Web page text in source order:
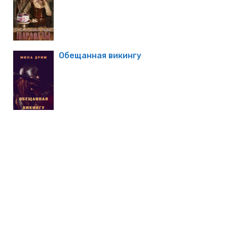
Обещанная викингу